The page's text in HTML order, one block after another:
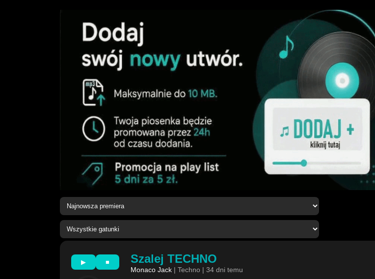
▶ ■ Szalej TECHNO
Monaco Jack | Techno | 34 dni temu